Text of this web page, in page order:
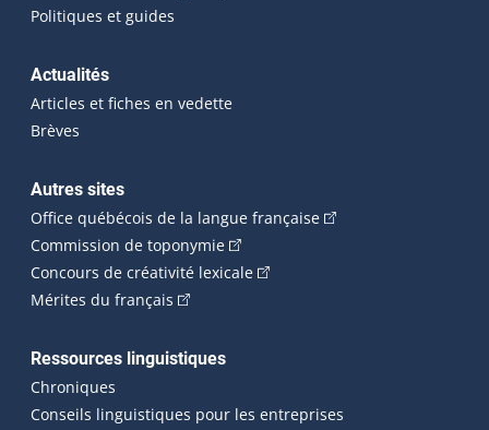
Politiques et guides
Actualités
Articles et fiches en vedette
Brèves
Autres sites
Office québécois de la langue française(Cet hyperlien
Commission de toponymie(Cet hyperlien externe s'ouvrira
Concours de créativité lexicale(Cet hyperlien externe
Mérites du français (Cet hyperlien externe s'ouvrira dans une
Ressources linguistiques
Chroniques
Conseils linguistiques pour les entreprises